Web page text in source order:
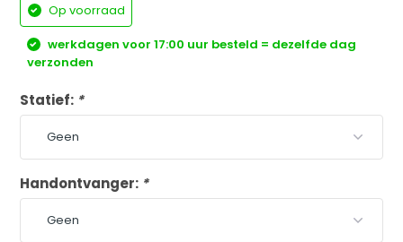
Op voorraad
werkdagen voor 17:00 uur besteld = dezelfde dag
verzonden
Statief: *
Handontvanger: *